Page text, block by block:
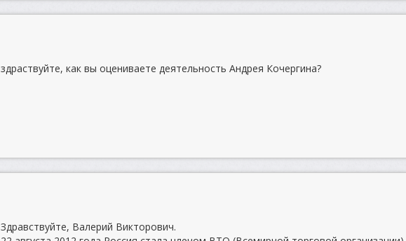
здраствуйте, как вы оцениваете деятельность Андрея Кочергина?
Здравствуйте, Валерий Викторович.